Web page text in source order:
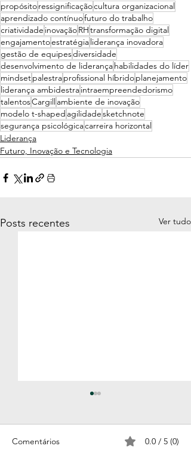
propósitoressignificaçãocultura organizacional
aprendizado contínuofuturo do trabalho
criatividade inovaçãoRHtransformação digital
engajamentoestratégia liderança inovadora
gestão de equipesdiversidade
desenvolvimento de liderança habilidades do líder
mindsetpalestraprofissional híbridoplanejamento
liderança ambidestraintraempreendedorismo
talentosCargill ambiente de inovação
modelo t-shaped agilidadesketchnote
segurança psicológicacarreira horizontal
Liderança
Futuro, Inovação e Tecnologia
Posts recentes Ver tudo
Comentários 0.0 / 5 (0)